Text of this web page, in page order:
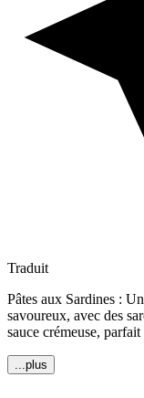
Traduit
Pâtes aux Sardines :
savoureux, avec des
sauce crémeuse,
...plus